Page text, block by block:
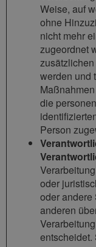
Weise, auf
ohne
nicht mehr
zugeordnet
werden und
die
Person
oder
oder andere
anderen